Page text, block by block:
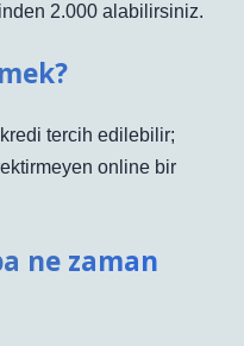
2.000 alabilirsiniz.
tercih edilebilir;
online bir
ne zaman